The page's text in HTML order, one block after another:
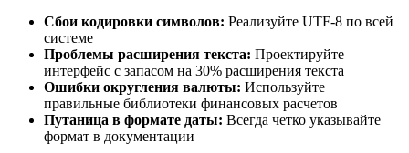
Сбои кодировки символов: Реализуйте UTF-8 по всей
системе
Проблемы расширения текста: Проектируйте
интерфейс с запасом на 30% расширения текста
Ошибки округления валюты: Используйте
правильные библиотеки финансовых расчетов
Путаница в формате даты: Всегда четко указывайте
формат в документации